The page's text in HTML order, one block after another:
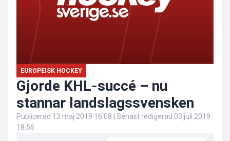
EUROPEISK HOCKEY
Gjorde KHL-succé – nu
stannar landslagssvensken
Publicerad 13 maj 2019 16:08 | Senast redigerad 03 juli 2019
18:56